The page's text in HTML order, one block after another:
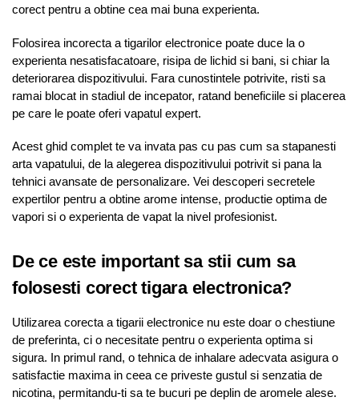
corect pentru a obtine cea mai buna experienta.
Folosirea incorecta a tigarilor electronice poate duce la o
experienta nesatisfacatoare, risipa de lichid si bani, si chiar la
deteriorarea dispozitivului. Fara cunostintele potrivite, risti sa
ramai blocat in stadiul de incepator, ratand beneficiile si placerea
pe care le poate oferi vapatul expert.
Acest ghid complet te va invata pas cu pas cum sa stapanesti
arta vapatului, de la alegerea dispozitivului potrivit si pana la
tehnici avansate de personalizare. Vei descoperi secretele
expertilor pentru a obtine arome intense, productie optima de
vapori si o experienta de vapat la nivel profesionist.
De ce este important sa stii cum sa
folosesti corect tigara electronica?
Utilizarea corecta a tigarii electronice nu este doar o chestiune
de preferinta, ci o necesitate pentru o experienta optima si
sigura. In primul rand, o tehnica de inhalare adecvata asigura o
satisfactie maxima in ceea ce priveste gustul si senzatia de
nicotina, permitandu-ti sa te bucuri pe deplin de aromele alese.